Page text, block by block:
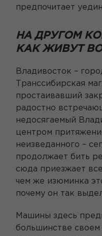
предпочитает
НА ДРУГОМ
КАК ЖИВУТ
Владивосток –
Транссибирская
простаивавший
радостно
недосягаемый
центром
неизведанного –
продолжает бить
сюда приезжает
чем же изюминка
почему он так
Машины здесь
большинстве своем